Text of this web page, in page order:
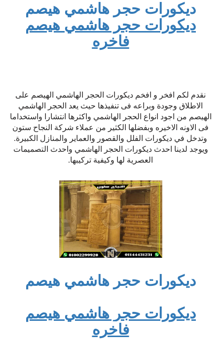
ديكورات حجر هاشمي هيصم
ديكورات حجر هاشمي هيصم
فاخره
نقدم لكم افخر و افخم ديكورات الحجر الهاشمي الهيصم على
الاطلاق وجودة وبراعه فى تنفيذها حيث يعد الحجر الهاشمي
الهيصم من اجود انواع الحجر الهاشمي واكثرها انتشارا واستخداما
فى الاونه الاخيره وبفضلها الكثير من عملاء شركة النجاح ستون
وتدخل في ديكورات الفلل والقصور والعماير والمنازل الكبيرة.
ويوجد لدينا احدث ديكورات الحجر الهاشمي واحدث التصميمات
العصرية لها وكيفية تركيبها.
ديكورات حجر هاشمي هيصم
ديكورات حجر هاشمي هيصم
فاخره